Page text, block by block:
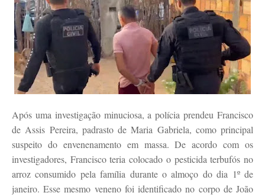
Após uma investigação minuciosa, a polícia prendeu Francisco
de Assis Pereira, padrasto de Maria Gabriela, como principal
suspeito do envenenamento em massa. De acordo com os
investigadores, Francisco teria colocado o pesticida terbufós no
arroz consumido pela família durante o almoço do dia 1º de
janeiro. Esse mesmo veneno foi identificado no corpo de João